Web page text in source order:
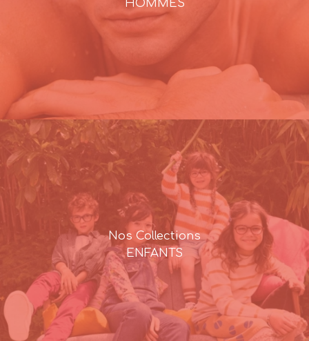
HOMMES
Nos Collections
ENFANTS